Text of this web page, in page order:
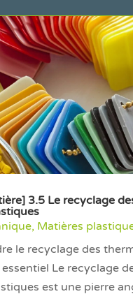
3.5 Le recyclage
, Matières
le recyclage des
Le recyclage
est une pierre